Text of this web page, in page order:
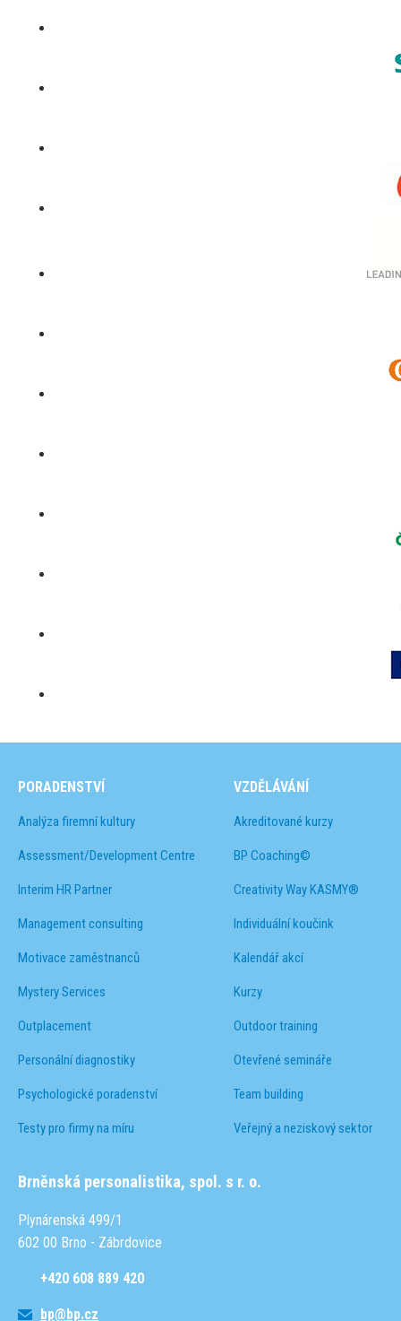
PORADENSTVÍ
Analýza firemní kultury
Assessment/Development Centre
Interim HR Partner
Management consulting
Motivace zaměstnanců
Mystery Services
Outplacement
Personální diagnostiky
Psychologické poradenství
Testy pro firmy na míru
VZDĚLÁVÁNÍ
Akreditované kurzy
BP Coaching©
Creativity Way KASMY®
Individuální koučink
Kalendář akcí
Kurzy
Outdoor training
Otevřené semináře
Team building
Veřejný a neziskový sektor
Brněnská personalistika, spol. s r. o.
Plynárenská 499/1
602 00 Brno - Zábrdovice
+420 608 889 420
bp@bp.cz